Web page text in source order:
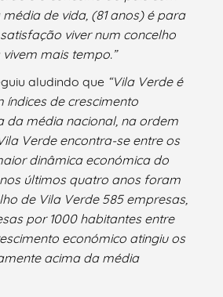
de vida, (81 anos) é para
viver num concelho
mais tempo.”
aludindo que “Vila Verde é
índices de crescimento
da média nacional, na ordem
Verde encontra-se entre os
dinâmica económica do
últimos quatro anos foram
de Vila Verde 585 empresas,
por 1000 habitantes entre
económico atingiu os
acima da média